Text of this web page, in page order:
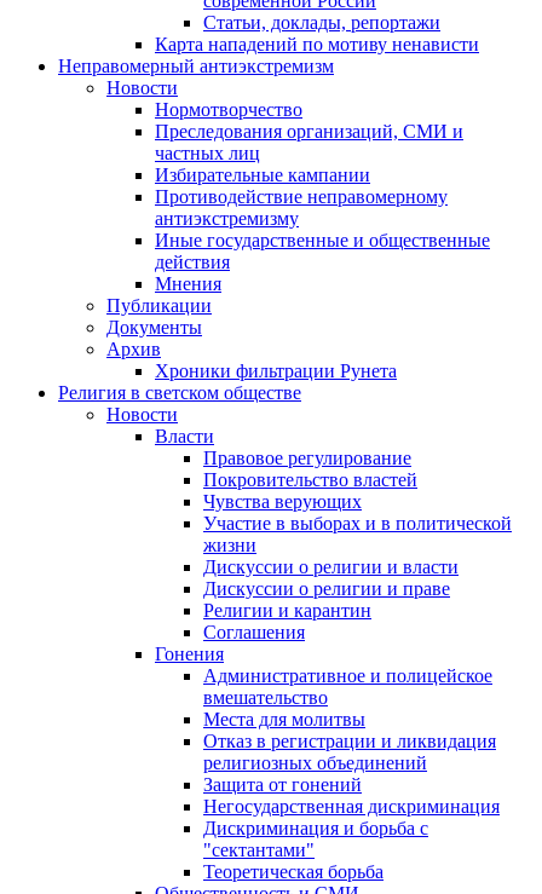
Статьи, доклады, репортажи
Карта нападений по мотиву ненависти
Неправомерный антиэкстремизм
Новости
Нормотворчество
Преследования организаций, СМИ и
частных лиц
Избирательные кампании
Противодействие неправомерному
антиэкстремизму
Иные государственные и общественные
действия
Мнения
Публикации
Документы
Архив
Хроники фильтрации Рунета
Религия в светском обществе
Новости
Власти
Правовое регулирование
Покровительство властей
Чувства верующих
Участие в выборах и в политической
жизни
Дискуссии о религии и власти
Дискуссии о религии и праве
Религии и карантин
Соглашения
Гонения
Административное и полицейское
вмешательство
Места для молитвы
Отказ в регистрации и ликвидация
религиозных объединений
Защита от гонений
Негосударственная дискриминация
Дискриминация и борьба с
"сектантами"
Теоретическая борьба